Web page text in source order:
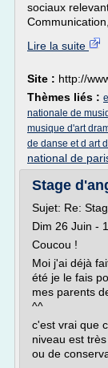
sociaux
Lire la suite
Site : http://
Thèmes liés :
nationale de
musique d'art
de danse et d art
national de
Stage
Sujet: Re:
Dim 26 Juin -
Coucou !
Moi j'ai déjà
été je le fais
mes parents
^^
c'est vrai que
niveau est
ou de